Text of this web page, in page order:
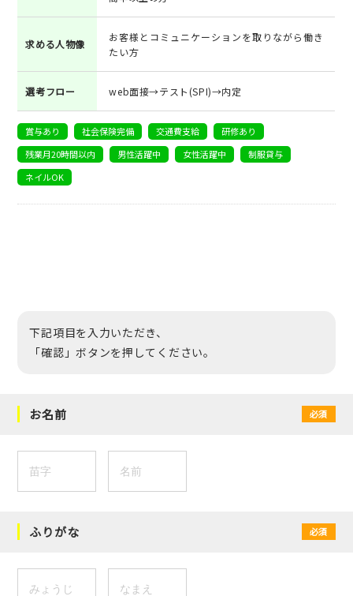
求める人物像
お客様とコミュニケーションを取りながら働き
たい方
選考フロー web面接→テスト(SPI)→内定
賞与あり 社会保険完備 交通費支給
研修あり
残業月20時間以内
男性活躍中 女性活躍中
制服貸与
ネイルOK
下記項目を入力いただき、
「確認」ボタンを押してください。
お名前 必須
ふりがな 必須